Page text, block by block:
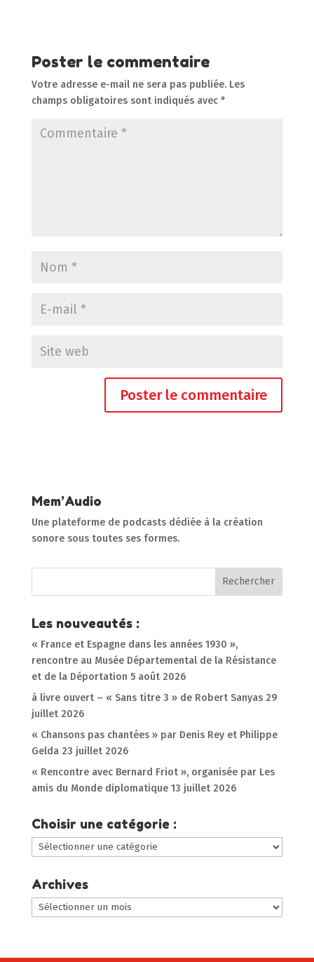
Poster le commentaire
Votre adresse e-mail ne sera pas publiée. Les
champs obligatoires sont indiqués avec *
Mem’Audio
Une plateforme de podcasts dédiée à la création
sonore sous toutes ses formes.
Les nouveautés :
« France et Espagne dans les années 1930 »,
rencontre au Musée Départemental de la Résistance
et de la Déportation 5 août 2026
à livre ouvert – « Sans titre 3 » de Robert Sanyas 29
juillet 2026
« Chansons pas chantées » par Denis Rey et Philippe
Gelda 23 juillet 2026
« Rencontre avec Bernard Friot », organisée par Les
amis du Monde diplomatique 13 juillet 2026
Choisir une catégorie :
Choisir
une
catégorie
:
Archives
Archives